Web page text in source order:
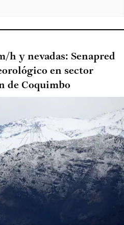
h y nevadas: Senapred
en sector
de Coquimbo